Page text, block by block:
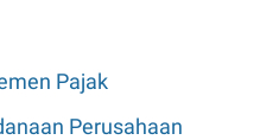
Pajak
Perusahaan